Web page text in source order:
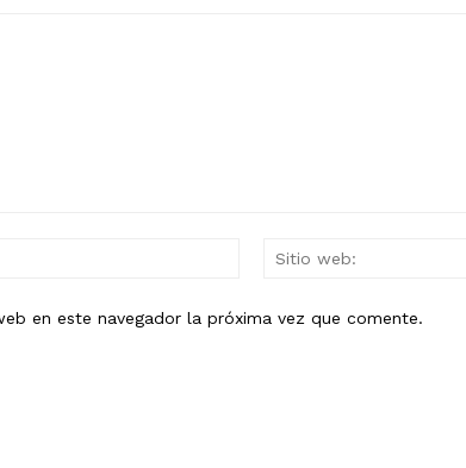
Mail:*
en este navegador la próxima vez que comente.